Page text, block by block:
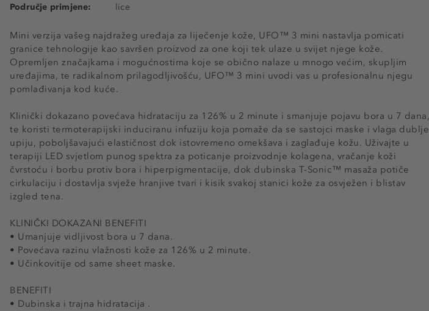
Mini verzija vašeg najdražeg uređaja za liječenje kože, UFO™ 3 mini nastavlja pomicati
granice tehnologije kao savršen proizvod za one koji tek ulaze u svijet njege kože.
Opremljen značajkama i mogućnostima koje se obično nalaze u mnogo većim, skupljim
uređajima, te radikalnom prilagodljivošću, UFO™ 3 mini uvodi vas u profesionalnu njegu
pomlađivanja kod kuće.
Klinički dokazano povećava hidrataciju za 126% u 2 minute i smanjuje pojavu bora u 7 dana,
te koristi termoterapijski induciranu infuziju koja pomaže da se sastojci maske i vlaga dublje
upiju, poboljšavajući elastičnost dok istovremeno omekšava i zaglađuje kožu. Uživajte u
terapiji LED svjetlom punog spektra za poticanje proizvodnje kolagena, vračanje koži
čvrstoću i borbu protiv bora i hiperpigmentacije, dok dubinska T-Sonic™ masaža potiče
cirkulaciju i dostavlja svježe hranjive tvari i kisik svakoj stanici kože za osvježen i blistav
izgled tena.
KLINIČKI DOKAZANI BENEFITI
• Umanjuje vidljivost bora u 7 dana.
• Povećava razinu vlažnosti kože za 126% u 2 minute.
• Učinkovitije od same sheet maske.
BENEFITI
• Dubinska i trajna hidratacija .
Područje primjene: lice